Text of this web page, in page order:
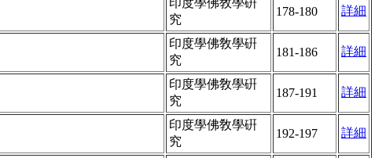
印度學佛敎學硏
究
178-180 詳細
印度學佛敎學硏
究
181-186 詳細
印度學佛敎學硏
究
187-191 詳細
印度學佛敎學硏
究
192-197 詳細